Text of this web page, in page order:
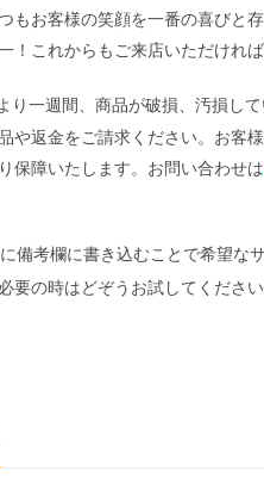
もお客様の笑顔を一番の喜びと
！これからもご来店いただければ
り一週間、商品が破損、汚損し
や返金をご請求ください。お客
保障いたします。お問い合わせは
備考欄に書き込むことで希望な
要の時はどぞうお試してください